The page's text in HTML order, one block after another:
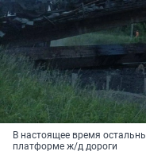
В настоящее время
платформе ж/д дороги